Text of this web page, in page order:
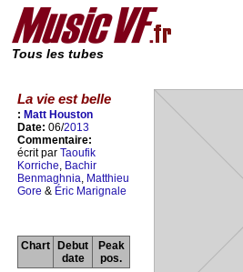
Tous les tubes
La vie est belle
: Matt Houston
Date: 06/2013
Commentaire:
écrit par Taoufik
Korriche, Bachir
Benmaghnia, Matthieu
Gore & Éric Marignale
Chart
Debut
date
Peak
pos.